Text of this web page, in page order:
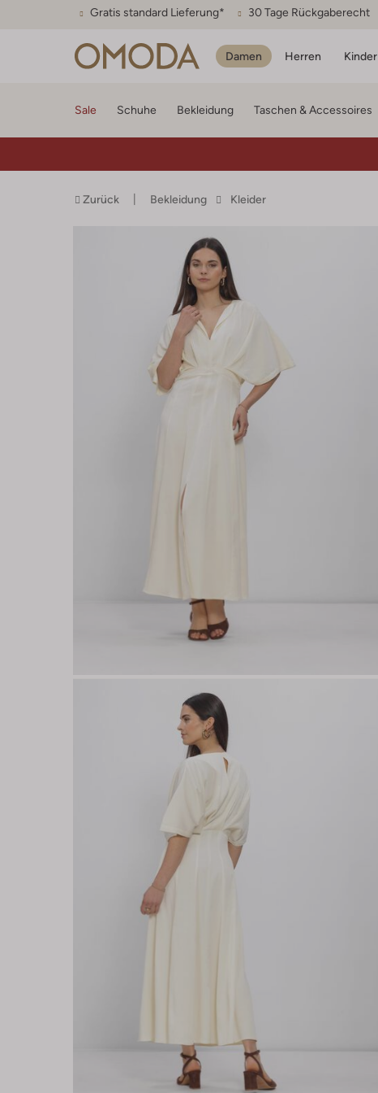
Gratis standard Lieferung* 30 Tage Rückgaberecht
Damen Herren Kinder
Sale Schuhe Bekleidung Taschen & Accessoires
Zurück Bekleidung Kleider